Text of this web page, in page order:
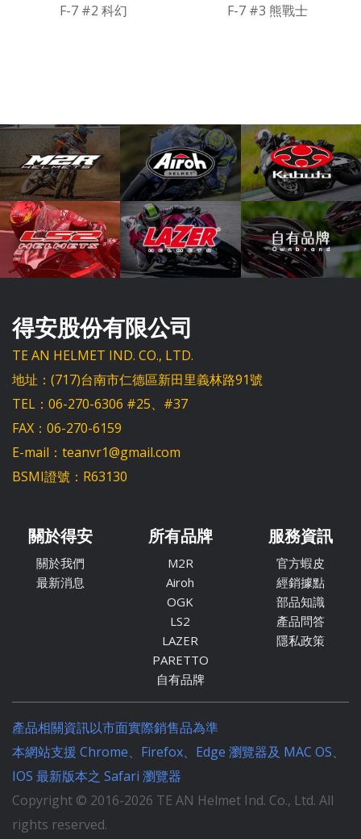
F-7 #2 科幻 F-7 #3 熊戰士
得安股份有限公司
TE AN HELMET IND. CO., LTD.
地址：(717)台南市仁德區新田里義林路91號
TEL：06-270-6306 #25、#37
FAX：06-270-6159
E-mail：teanvr1@gmail.com
BSMI證號：R63130
關於得安
關於我們
最新消息
所有品牌
M2R
Airoh
OGK
LS2
LAZER
PARETTO
自有品牌
服務資訊
官方蝦皮
經銷據點
部品知識
產品問答
隱私政策
產品相關資訊以市面實際銷售品為準
本網站支援 Chrome、Firefox、Edge 瀏覽器及 MAC OS、
IOS 最新版本之 Safari 瀏覽器
Copyright © 2016-2026 TE AN Helmet Ind. Co., Ltd. All
rights reserved.